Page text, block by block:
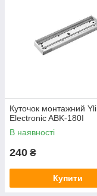
Куточок монтажний Yli
Electronic ABK-180I
В наявності
240 ₴
Купити